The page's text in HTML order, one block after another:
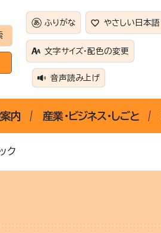
ふりがな やさしい日本語
文字サイズ・配色の変更
音声読み上げ
内 産業・ビジネス・しごと
ク